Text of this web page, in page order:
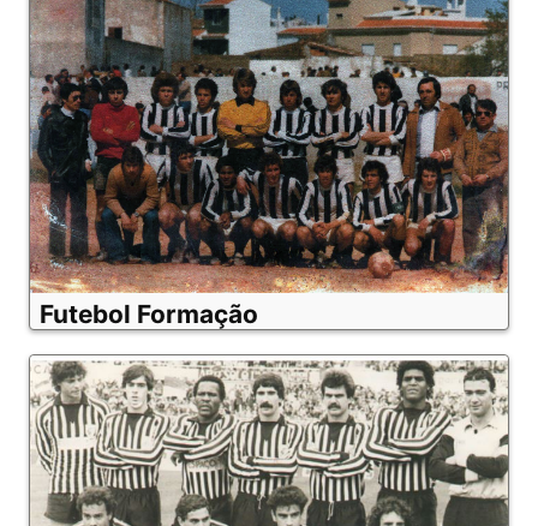
Futebol Formação